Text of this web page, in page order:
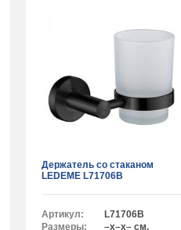
Держатель со стаканом
LEDEME L71706B
Артикул:
L71706B
Размеры:
–x–x– см.